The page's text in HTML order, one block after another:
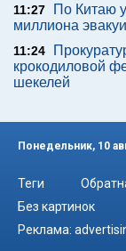
11:27
По Китаю
миллиона
11:24
крокодиловой
шекелей
Понедельник, 10
Теги
Без картинок
Реклама: